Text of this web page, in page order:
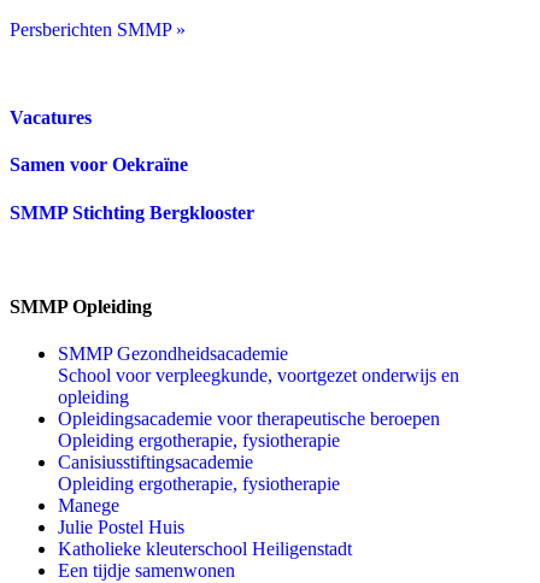
Persberichten SMMP »
Vacatures
Samen voor Oekraïne
SMMP Stichting Bergklooster
SMMP Opleiding
SMMP Gezondheidsacademie
School voor verpleegkunde, voortgezet onderwijs en
opleiding
Opleidingsacademie voor therapeutische beroepen
Opleiding ergotherapie, fysiotherapie
Canisiusstiftingsacademie
Opleiding ergotherapie, fysiotherapie
Manege
Julie Postel Huis
Katholieke kleuterschool Heiligenstadt
Een tijdje samenwonen